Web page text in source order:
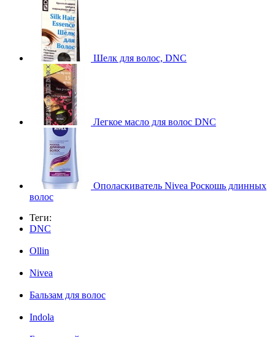
Шелк для волос, DNC
Легкое масло для волос DNC
Ополаскиватель Nivea Роскошь длинных
волос
Теги:
DNC
Ollin
Nivea
Бальзам для волос
Indola